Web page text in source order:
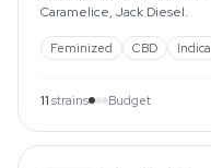
Caramelice, Jack Diesel.
Feminized CBD Indica
11 strains Budget